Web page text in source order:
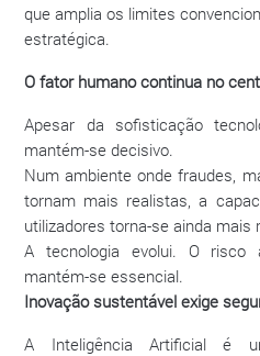
que amplia os limites
estratégica.
O fator humano continua no
Apesar da sofisticação
mantém-se decisivo.
Num ambiente onde fraudes,
tornam mais realistas, a
utilizadores torna-se ainda mais
A tecnologia evolui. O risco
mantém-se essencial.
Inovação sustentável exige
A Inteligência Artificial é